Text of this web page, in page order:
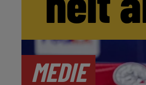
MEDIE